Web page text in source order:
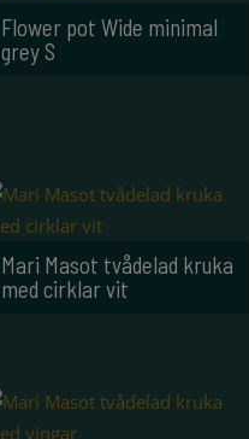
Flower pot Wide minimal
grey S
Mari Masot tvådelad kruka
med cirklar vit